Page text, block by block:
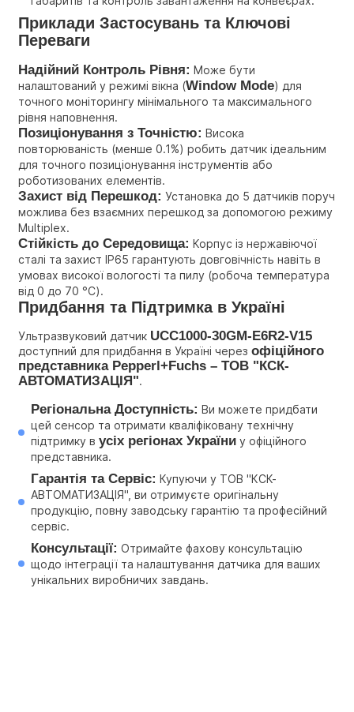
Приклади Застосувань та Ключові
Переваги
Надійний Контроль Рівня: Може бути
налаштований у режимі вікна (Window Mode) для
точного моніторингу мінімального та максимального
рівня наповнення.
Позиціонування з Точністю: Висока
повторюваність (менше 0.1%) робить датчик ідеальним
для точного позиціонування інструментів або
роботизованих елементів.
Захист від Перешкод: Установка до 5 датчиків поруч
можлива без взаємних перешкод за допомогою режиму
Multiplex.
Стійкість до Середовища: Корпус із нержавіючої
сталі та захист IP65 гарантують довговічність навіть в
умовах високої вологості та пилу (робоча температура
від 0 до 70 °C).
Придбання та Підтримка в Україні
Ультразвуковий датчик UCC1000-30GM-E6R2-V15
доступний для придбання в Україні через офіційного
представника Pepperl+Fuchs – ТОВ "КСК-
АВТОМАТИЗАЦІЯ".
Регіональна Доступність: Ви можете придбати
цей сенсор та отримати кваліфіковану технічну
підтримку в усіх регіонах України у офіційного
представника.
Гарантія та Сервіс: Купуючи у ТОВ "КСК-
АВТОМАТИЗАЦІЯ", ви отримуєте оригінальну
продукцію, повну заводську гарантію та професійний
сервіс.
Консультації: Отримайте фахову консультацію
щодо інтеграції та налаштування датчика для ваших
унікальних виробничих завдань.